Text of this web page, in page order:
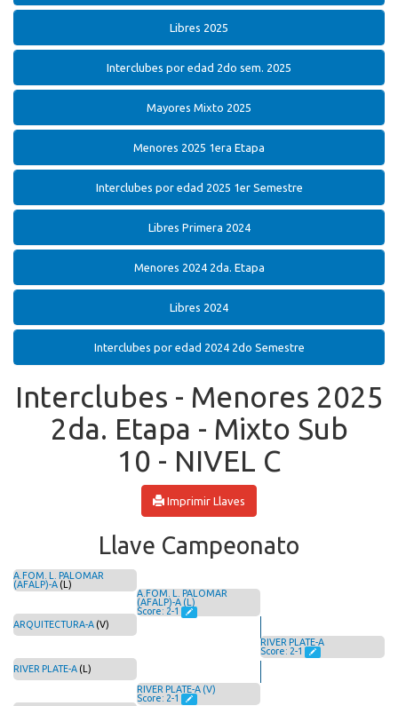
Libres 2025
Interclubes por edad 2do sem. 2025
Mayores Mixto 2025
Menores 2025 1era Etapa
Interclubes por edad 2025 1er Semestre
Libres Primera 2024
Menores 2024 2da. Etapa
Libres 2024
Interclubes por edad 2024 2do Semestre
Interclubes - Menores 2025
2da. Etapa - Mixto Sub
10 - NIVEL C
Imprimir Llaves
Llave Campeonato
A.FOM. L. PALOMAR
(AFALP)-A (L)
ARQUITECTURA-A (V)
RIVER PLATE-A (L)
A.FOM. L. PALOMAR
(AFALP)-A (L)
Score: 2-1
RIVER PLATE-A (V)
Score: 2-1
RIVER PLATE-A
Score: 2-1